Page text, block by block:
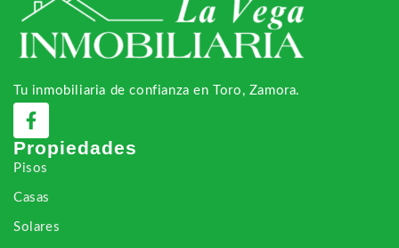
Tu inmobiliaria de confianza en Toro, Zamora.
Propiedades
Pisos
Casas
Solares